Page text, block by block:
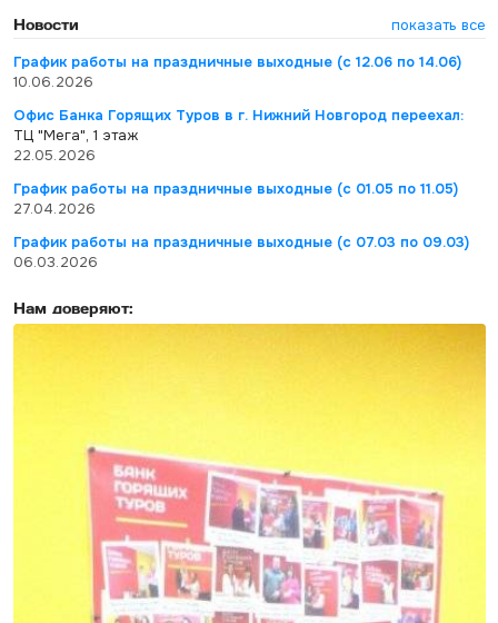
Новости
показать все
График работы на праздничные выходные (с 12.06 по 14.06)
10.06.2026
Офис Банка Горящих Туров в г. Нижний Новгород переехал:
ТЦ "Мега", 1 этаж
22.05.2026
График работы на праздничные выходные (с 01.05 по 11.05)
27.04.2026
График работы на праздничные выходные (с 07.03 по 09.03)
06.03.2026
Нам доверяют: